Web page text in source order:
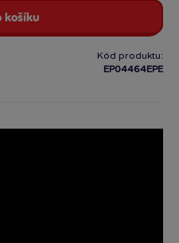
košíku
Kód produktu:
EP04464EPE